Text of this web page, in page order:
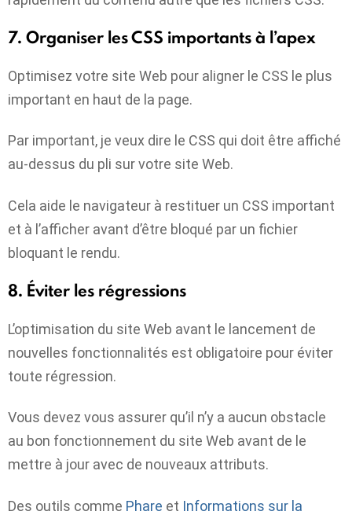
7. Organiser les CSS importants à l’apex
Optimisez votre site Web pour aligner le CSS le plus
important en haut de la page.
Par important, je veux dire le CSS qui doit être affiché
au-dessus du pli sur votre site Web.
Cela aide le navigateur à restituer un CSS important
et à l’afficher avant d’être bloqué par un fichier
bloquant le rendu.
8. Éviter les régressions
L’optimisation du site Web avant le lancement de
nouvelles fonctionnalités est obligatoire pour éviter
toute régression.
Vous devez vous assurer qu’il n’y a aucun obstacle
au bon fonctionnement du site Web avant de le
mettre à jour avec de nouveaux attributs.
Des outils comme Phare et Informations sur la